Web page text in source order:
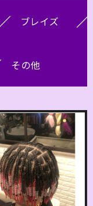
ブレイズ
その他